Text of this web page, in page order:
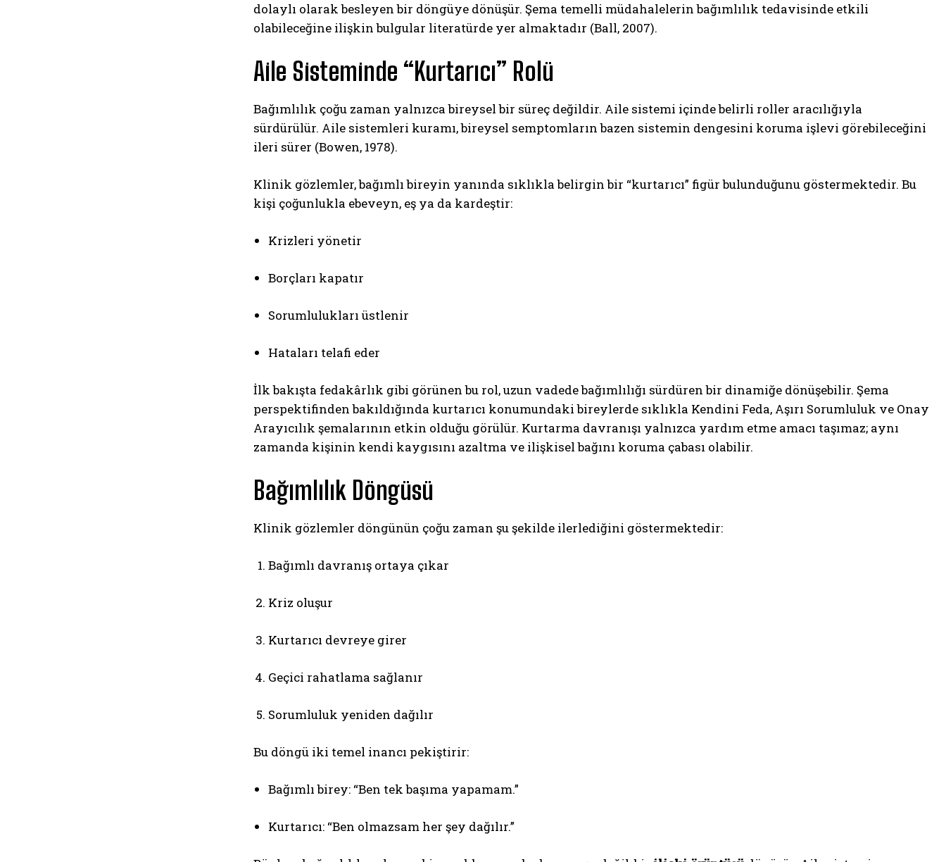
dolaylı olarak besleyen bir döngüye dönüşür. Şema temelli müdahalelerin bağımlılık tedavisinde etkili
olabileceğine ilişkin bulgular literatürde yer almaktadır (Ball, 2007).
Aile Sisteminde “Kurtarıcı” Rolü
Bağımlılık çoğu zaman yalnızca bireysel bir süreç değildir. Aile sistemi içinde belirli roller aracılığıyla
sürdürülür. Aile sistemleri kuramı, bireysel semptomların bazen sistemin dengesini koruma işlevi görebileceğini
ileri sürer (Bowen, 1978).
Klinik gözlemler, bağımlı bireyin yanında sıklıkla belirgin bir “kurtarıcı” figür bulunduğunu göstermektedir. Bu
kişi çoğunlukla ebeveyn, eş ya da kardeştir:
Krizleri yönetir
Borçları kapatır
Sorumlulukları üstlenir
Hataları telafi eder
İlk bakışta fedakârlık gibi görünen bu rol, uzun vadede bağımlılığı sürdüren bir dinamiğe dönüşebilir. Şema
perspektifinden bakıldığında kurtarıcı konumundaki bireylerde sıklıkla Kendini Feda, Aşırı Sorumluluk ve Onay
Arayıcılık şemalarının etkin olduğu görülür. Kurtarma davranışı yalnızca yardım etme amacı taşımaz; aynı
zamanda kişinin kendi kaygısını azaltma ve ilişkisel bağını koruma çabası olabilir.
Bağımlılık Döngüsü
Klinik gözlemler döngünün çoğu zaman şu şekilde ilerlediğini göstermektedir:
Bağımlı davranış ortaya çıkar
Kriz oluşur
Kurtarıcı devreye girer
Geçici rahatlama sağlanır
Sorumluluk yeniden dağılır
Bu döngü iki temel inancı pekiştirir:
Bağımlı birey: “Ben tek başıma yapamam.”
Kurtarıcı: “Ben olmazsam her şey dağılır.”